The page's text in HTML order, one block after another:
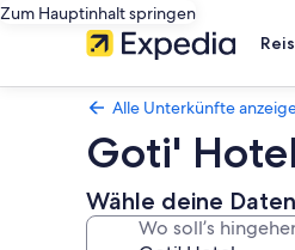
Zum Hauptinhalt springen
Alle Unterkünfte
Goti'
Wähle deine
Wo soll’s